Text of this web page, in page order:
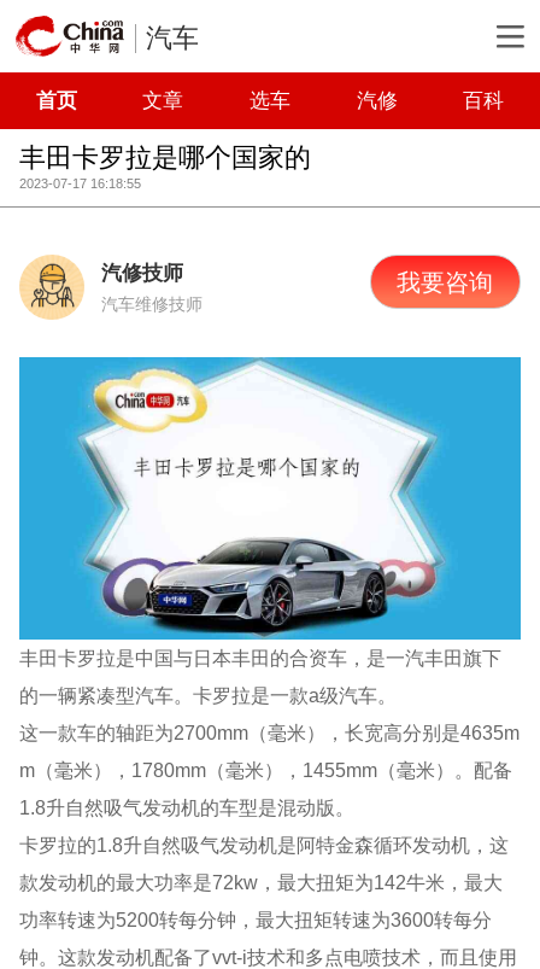
汽车
首页 文章 选车 汽修 百科
丰田卡罗拉是哪个国家的
2023-07-17 16:18:55
汽修技师
汽车维修技师
我要咨询
丰田卡罗拉是中国与日本丰田的合资车，是一汽丰田旗下
的一辆紧凑型汽车。卡罗拉是一款a级汽车。
这一款车的轴距为2700mm（毫米），长宽高分别是4635m
m（毫米），1780mm（毫米），1455mm（毫米）。配备
1.8升自然吸气发动机的车型是混动版。
卡罗拉的1.8升自然吸气发动机是阿特金森循环发动机，这
款发动机的最大功率是72kw，最大扭矩为142牛米，最大
功率转速为5200转每分钟，最大扭矩转速为3600转每分
钟。这款发动机配备了vvt-i技术和多点电喷技术，而且使用